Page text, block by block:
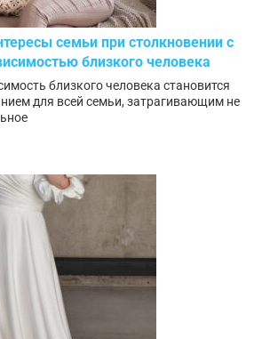
семьи при столкновении с
близкого человека
близкого человека становится
для всей семьи, затрагивающим не